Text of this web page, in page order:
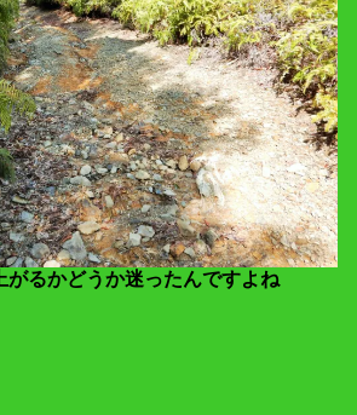
がるかどうか迷ったんですよね